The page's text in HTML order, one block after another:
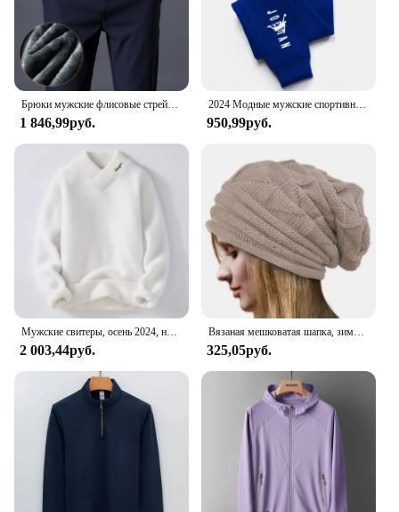
Брюки мужские флисовые стрейчевые, плотные теплые деловые облегающие джоггеры с эластичным поясом, Классические в Корейском стиле, Черные Серые Синие, зима
1 846,99руб.
2024 Модные мужские спортивные штаны, однотонные штаны, Джоггеры для фитнеса, повседневные длинные штаны, мужские тренировочные узкие тренировочные штаны, брюки для бега
950,99руб.
Мужские свитеры, осень 2024, новый стиль, мужская мода, теплый свитер, Мужские Молодежные стильные свитеры, весенние мужские шерстяные пуловеры, модель MY1080
2 003,44руб.
Вязаная мешковатая шапка, зимняя шапка оверсайз, лыжная шапка с напуском, шапочки, облегающие шапки, женские и мужские зимние шерстяные шапки унисекс
325,05руб.